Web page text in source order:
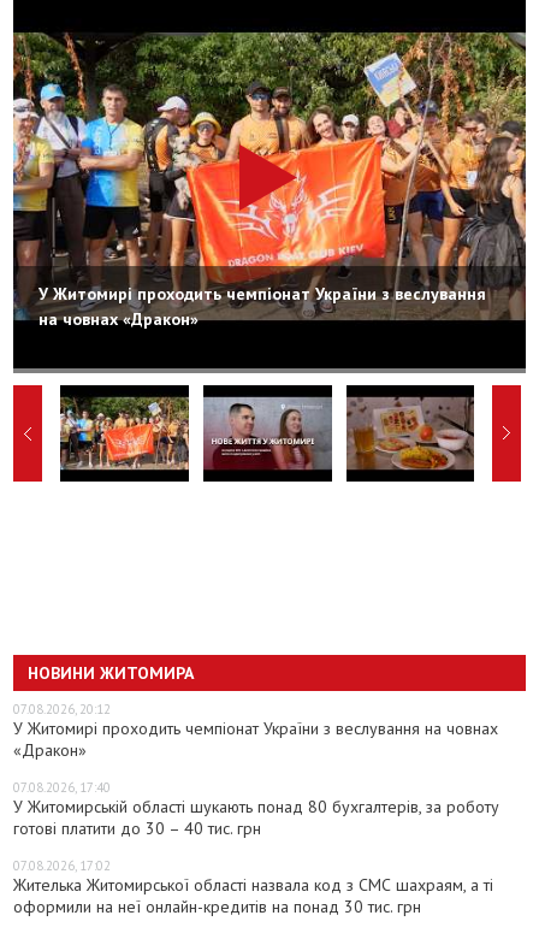
У Житомирі проходить чемпіонат України з веслування
на човнах «Дракон»
НОВИНИ ЖИТОМИРА
07.08.2026, 20:12
У Житомирі проходить чемпіонат України з веслування на човнах
«Дракон»
07.08.2026, 17:40
У Житомирській області шукають понад 80 бухгалтерів, за роботу
готові платити до 30 – 40 тис. грн
07.08.2026, 17:02
Жителька Житомирської області назвала код з СМС шахраям, а ті
оформили на неї онлайн-кредитів на понад 30 тис. грн